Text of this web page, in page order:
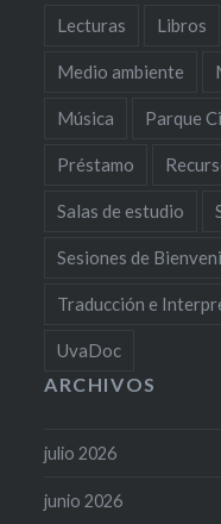
Lecturas Libros
Medio ambiente
Música Parque
Préstamo
Salas de estudio
Sesiones de
Traducción e
UvaDoc
ARCHIVOS
julio 2026
junio 2026